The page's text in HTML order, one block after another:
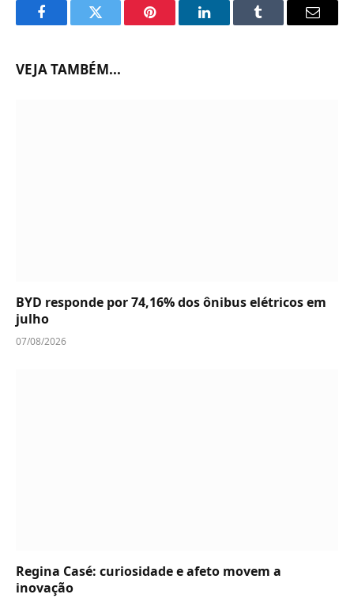
FacebookTwitter Pinterest LinkedInTumblr Email
VEJA TAMBÉM...
BYD responde por 74,16% dos ônibus elétricos em
julho
07/08/2026
Regina Casé: curiosidade e afeto movem a
inovação